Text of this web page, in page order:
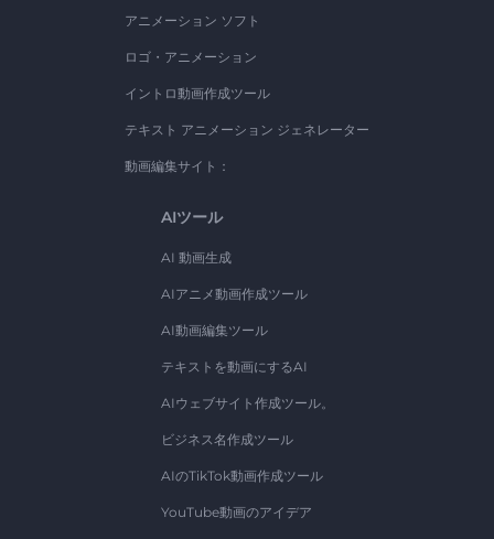
アニメーション ソフト
ロゴ・アニメーション
イントロ動画作成ツール
テキスト アニメーション ジェネレーター
動画編集サイト：
AIツール
AI 動画生成
AIアニメ動画作成ツール
AI動画編集ツール
テキストを動画にするAI
AIウェブサイト作成ツール。
ビジネス名作成ツール
AIのTikTok動画作成ツール
YouTube動画のアイデア